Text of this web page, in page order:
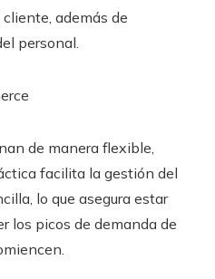
además de
personal.
de manera flexible,
facilita la gestión del
lo que asegura estar
los picos de demanda de